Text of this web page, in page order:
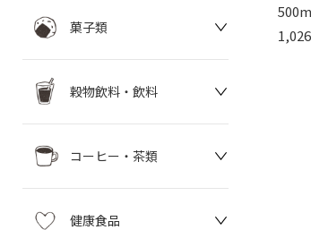
菓子類
穀物飲料・飲料
コーヒー・茶類
健康食品